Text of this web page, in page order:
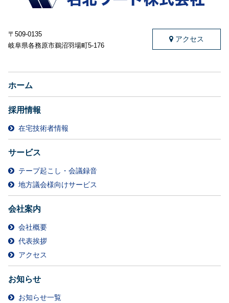
〒509-0135
岐阜県各務原市鵜沼羽場町5-176
アクセス
ホーム
採用情報
在宅技術者情報
サービス
テープ起こし・会議録音
地方議会様向けサービス
会社案内
会社概要
代表挨拶
アクセス
お知らせ
お知らせ一覧